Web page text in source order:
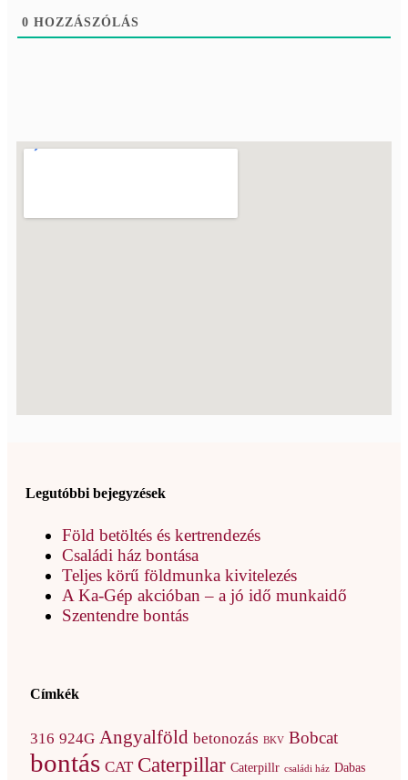
0 HOZZÁSZÓLÁS
Legutóbbi bejegyzések
Föld betöltés és kertrendezés
Családi ház bontása
Teljes körű földmunka kivitelezés
A Ka-Gép akcióban – a jó idő munkaidő
Szentendre bontás
Címkék
316 924G Angyalföld betonozás BKV Bobcat
bontás CAT Caterpillar Caterpillr családi ház Dabas